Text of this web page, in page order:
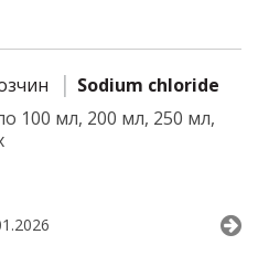
Sodium chloride
100 мл, 200 мл, 250 мл,